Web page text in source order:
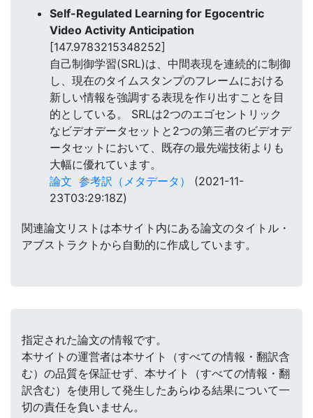
Self-Regulated Learning for Egocentric
Video Activity Anticipation
[147.9783215348252]
自己制御学習(SRL)は、中間表現を連続的に制御
し、現在のタイムスタンプのフレームにおける
新しい情報を強調する表現を作り出すことを目
的としている。 SRLは2つのエゴセントリック
なビデオデータセットと2つの第三者のビデオデ
ータセットにおいて、既存の最先端技術よりも
大幅に優れています。
論文 参考訳（メタデータ）
(2021-11-
23T03:29:18Z)
関連論文リストは本サイト内にある論文のタイトル・
アブストラクトから自動的に作成しています。
指定された論文の情報です。
本サイトの運営者は本サイト（すべての情報・翻訳含
む）の品質を保証せず、本サイト（すべての情報・翻
訳含む）を使用して発生したあらゆる結果について一
切の責任を負いません。